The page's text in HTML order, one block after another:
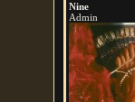
Nine
Admin